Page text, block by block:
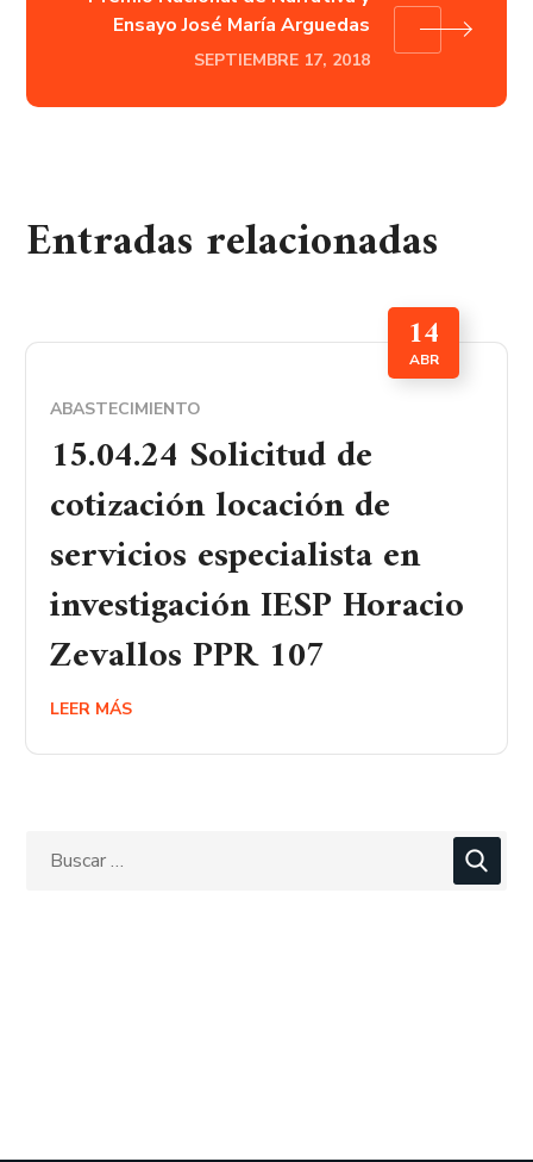
Ensayo José María Arguedas
SEPTIEMBRE 17, 2018
Entradas relacionadas
14
ABR
ABASTECIMIENTO
15.04.24 Solicitud de
cotización locación de
servicios especialista en
investigación IESP Horacio
Zevallos PPR 107
LEER MÁS